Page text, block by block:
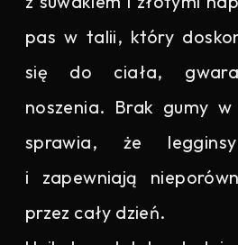
pas w talii, który
się do ciała,
noszenia. Brak gumy
sprawia, że
i zapewniają
przez cały dzień.